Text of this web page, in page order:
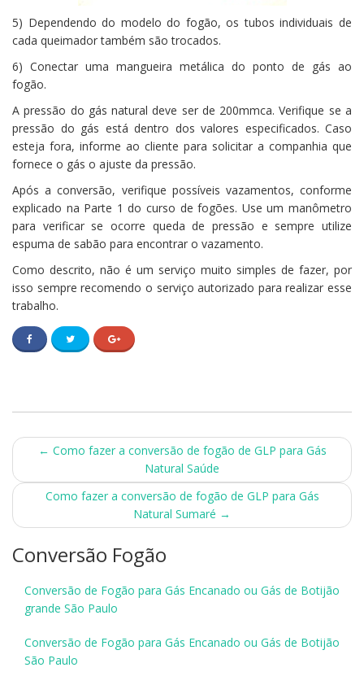
5) Dependendo do modelo do fogão, os tubos individuais de
cada queimador também são trocados.
6) Conectar uma mangueira metálica do ponto de gás ao
fogão.
A pressão do gás natural deve ser de 200mmca. Verifique se a
pressão do gás está dentro dos valores especificados. Caso
esteja fora, informe ao cliente para solicitar a companhia que
fornece o gás o ajuste da pressão.
Após a conversão, verifique possíveis vazamentos, conforme
explicado na Parte 1 do curso de fogões. Use um manômetro
para verificar se ocorre queda de pressão e sempre utilize
espuma de sabão para encontrar o vazamento.
Como descrito, não é um serviço muito simples de fazer, por
isso sempre recomendo o serviço autorizado para realizar esse
trabalho.
Post
navigation
← Como fazer a conversão de fogão de GLP para Gás
Natural Saúde
Como fazer a conversão de fogão de GLP para Gás
Natural Sumaré →
Conversão Fogão
Conversão de Fogão para Gás Encanado ou Gás de Botijão
grande São Paulo
Conversão de Fogão para Gás Encanado ou Gás de Botijão
São Paulo